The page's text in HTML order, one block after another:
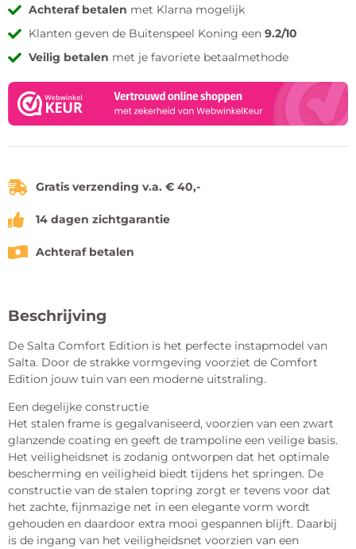
Achteraf betalen met Klarna mogelijk
Klanten geven de Buitenspeel Koning een9.2/10
Veilig betalen met je favoriete betaalmethode
Gratis verzending v.a. € 40,-
14 dagen zichtgarantie
Achteraf betalen
Beschrijving
De Salta Comfort Edition is het perfecte instapmodel van
Salta. Door de strakke vormgeving voorziet de Comfort
Edition jouw tuin van een moderne uitstraling.
Een degelijke constructie
Het stalen frame is gegalvaniseerd, voorzien van een zwart
glanzende coating en geeft de trampoline een veilige basis.
Het veiligheidsnet is zodanig ontworpen dat het optimale
bescherming en veiligheid biedt tijdens het springen. De
constructie van de stalen topring zorgt er tevens voor dat
het zachte, fijnmazige net in een elegante vorm wordt
gehouden en daardoor extra mooi gespannen blijft. Daarbij
is de ingang van het veiligheidsnet voorzien van een